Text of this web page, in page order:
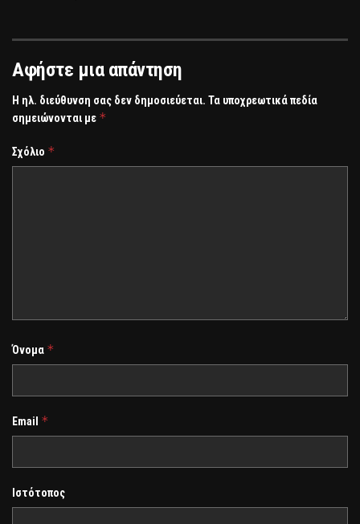
Αφήστε μια απάντηση
Η ηλ. διεύθυνση σας δεν δημοσιεύεται. Τα υποχρεωτικά πεδία
σημειώνονται με *
Σχόλιο *
Όνομα *
Email *
Ιστότοπος